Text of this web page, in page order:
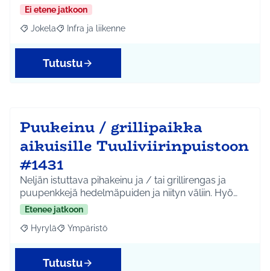
Ei etene jatkoon
Rajaa tulokset aihepiirin mukaan: Jokela
Jokela Rajaa tulokset teeman mukaan: Infra ja liikenne
Infra ja liikenne
Tutustu
Puukeinu / grillipaikka
aikuisille Tuuliviirinpuistoon
#1431
Neljän istuttava pihakeinu ja / tai grillirengas ja
puupenkkejä hedelmäpuiden ja niityn väliin. Hyö…
Etenee jatkoon
Rajaa tulokset aihepiirin mukaan: Hyrylä
Hyrylä Rajaa tulokset teeman mukaan: Ympäristö
Ympäristö
Tutustu